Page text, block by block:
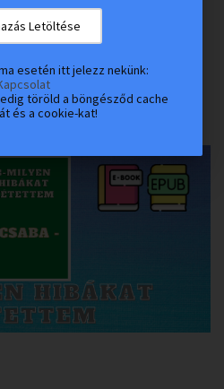
Letöltése
esetén itt jelezz nekünk:
töröld a böngésződ cache
és a cookie-kat!